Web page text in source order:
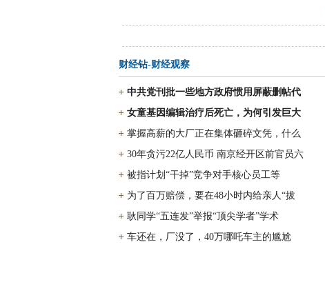
财经钻-财经观察
中共党刊批一些地方政府惯用屏蔽删帖代
女童基因编辑治疗后死亡，为何引发巨大
掌握高薪的大厂正在集体砸碎文凭，什么
30年贪污22亿人民币 南京经开区前官员六
被指计划“干掉”竞争对手核心员工等
为了百万赔偿，要在48小时内给亲人“拔
耿同学“五连发”举报“顶尖学者”学术
车还在，厂没了，40万哪吒车主的尴尬